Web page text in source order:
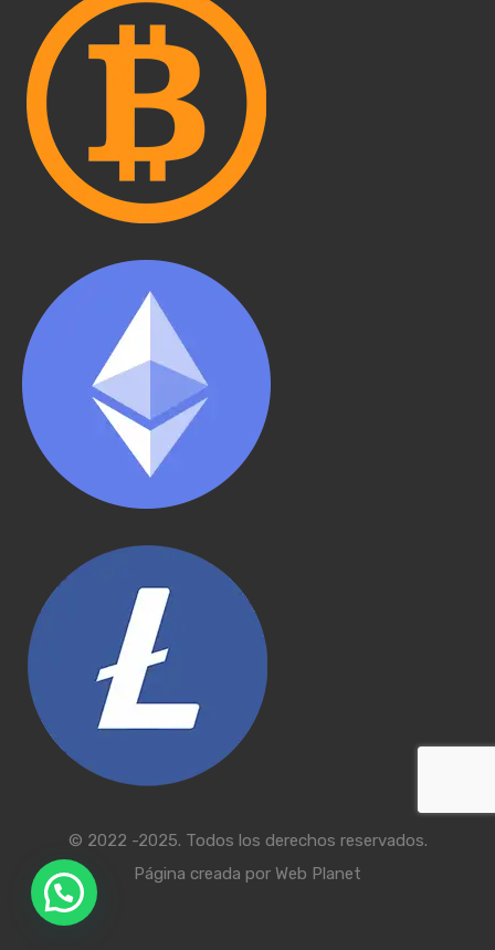
© 2022 -2025. Todos los derechos reservados.
Página creada por Web Planet